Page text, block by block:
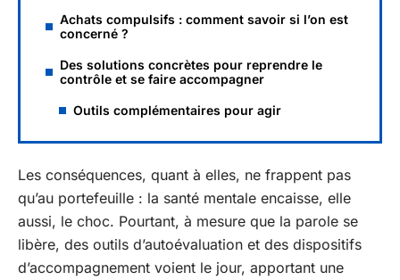
Achats compulsifs : comment savoir si l’on est
concerné ?
Des solutions concrètes pour reprendre le
contrôle et se faire accompagner
Outils complémentaires pour agir
Les conséquences, quant à elles, ne frappent pas
qu’au portefeuille : la santé mentale encaisse, elle
aussi, le choc. Pourtant, à mesure que la parole se
libère, des outils d’autoévaluation et des dispositifs
d’accompagnement voient le jour, apportant une